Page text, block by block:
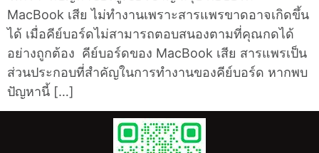
MacBook เสีย ไม่ทำงานเพราะสารแพรขาดอาจเกิดขึ้น
ได้ เมื่อคีย์บอร์ดไม่สามารถตอบสนองตามที่คุณกดได้
อย่างถูกต้อง คีย์บอร์ดของ MacBook เสีย สารแพรเป็น
ส่วนประกอบที่สำคัญในการทำงานของคีย์บอร์ด หากพบ
ปัญหานี้ […]